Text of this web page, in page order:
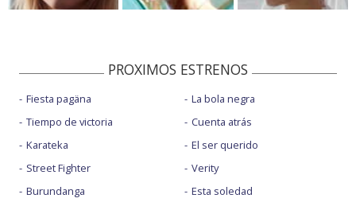
PROXIMOS ESTRENOS
Fiesta pagäna
Tiempo de victoria
Karateka
Street Fighter
Burundanga
La bola negra
Cuenta atrás
El ser querido
Verity
Esta soledad